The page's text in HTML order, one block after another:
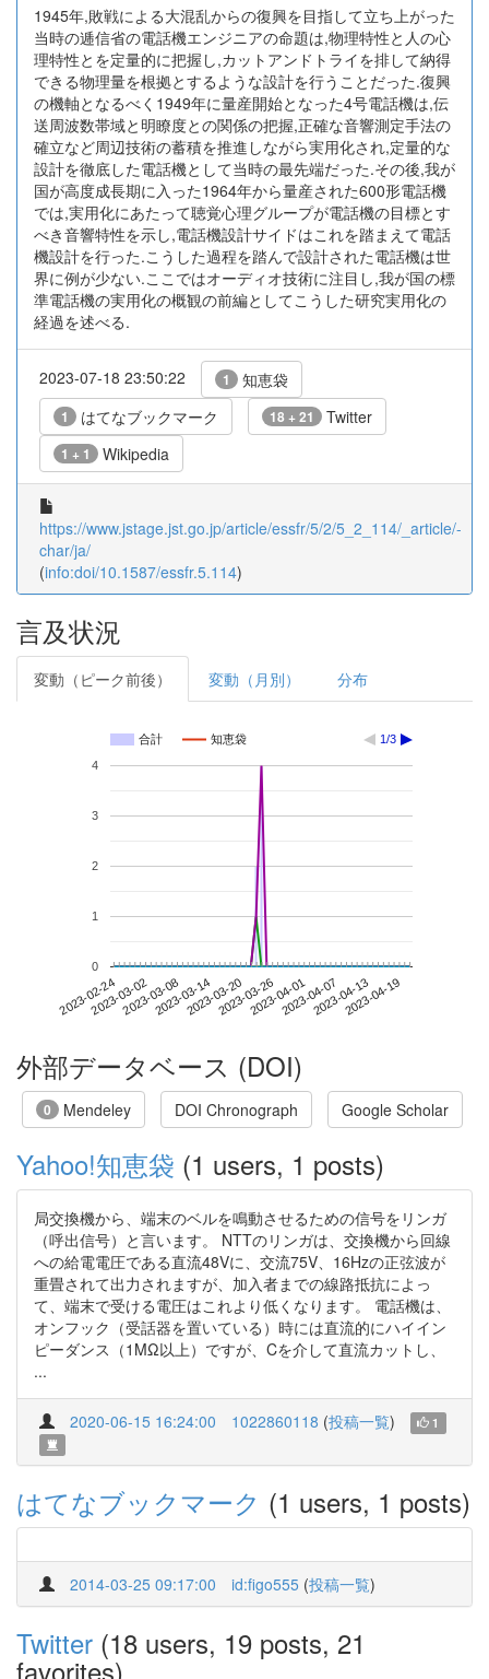
1945年,敗戦による大混乱からの復興を目指して立ち上がった
当時の逓信省の電話機エンジニアの命題は,物理特性と人の心
理特性とを定量的に把握し,カットアンドトライを排して納得
できる物理量を根拠とするような設計を行うことだった.復興
の機軸となるべく1949年に量産開始となった4号電話機は,伝
送周波数帯域と明瞭度との関係の把握,正確な音響測定手法の
確立など周辺技術の蓄積を推進しながら実用化され,定量的な
設計を徹底した電話機として当時の最先端だった.その後,我が
国が高度成長期に入った1964年から量産された600形電話機
では,実用化にあたって聴覚心理グループが電話機の目標とす
べき音響特性を示し,電話機設計サイドはこれを踏まえて電話
機設計を行った.こうした過程を踏んで設計された電話機は世
界に例が少ない.ここではオーディオ技術に注目し,我が国の標
準電話機の実用化の概観の前編としてこうした研究実用化の
経過を述べる.
2023-07-18 23:50:22 1 知恵袋
1 はてなブックマーク 18 + 21 Twitter
1 + 1 Wikipedia
https://www.jstage.jst.go.jp/article/essfr/5/2/5_2_114/_article/-
char/ja/
(info:doi/10.1587/essfr.5.114)
言及状況
変動（ピーク前後） 変動（月別） 分布
合計 知恵袋 1/3
2023-02-242023-03-022023-03-082023-03-142023-03-202023-03-262023-04-012023-04-072023-04-132023-04-19
0
1
2
3
4
外部データベース (DOI)
0 Mendeley DOI Chronograph Google Scholar
Yahoo!知恵袋 (1 users, 1 posts)
局交換機から、端末のベルを鳴動させるための信号をリンガ
（呼出信号）と言います。 NTTのリンガは、交換機から回線
への給電電圧である直流48Vに、交流75V、16Hzの正弦波が
重畳されて出力されますが、加入者までの線路抵抗によっ
て、端末で受ける電圧はこれより低くなります。 電話機は、
オンフック（受話器を置いている）時には直流的にハイイン
ピーダンス（1MΩ以上）ですが、Cを介して直流カットし、
...
2020-06-15 16:24:00 1022860118 (投稿一覧) 1
はてなブックマーク (1 users, 1 posts)
2014-03-25 09:17:00 id:figo555 (投稿一覧)
Twitter (18 users, 19 posts, 21
favorites)